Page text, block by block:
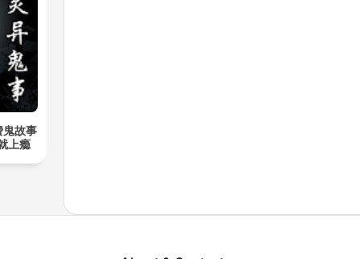
鬼故事
上瘾